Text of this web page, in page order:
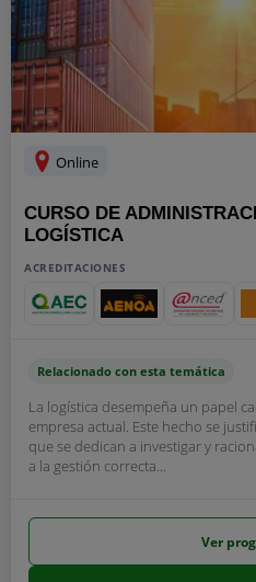
Online
CURSO DE
LOGÍSTICA
ACREDITACIONES
Relacionado con esta temática
La logística desempeña un papel
empresa actual. Este hecho se
que se dedican a investigar y
a la gestión correcta...
Ver